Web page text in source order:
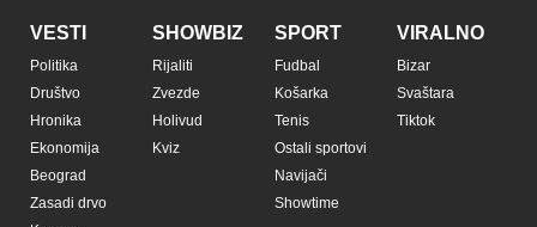
VESTI
Politika
Društvo
Hronika
Ekonomija
Beograd
Zasadi drvo
SHOWBIZ
Rijaliti
Zvezde
Holivud
Kviz
SPORT
Fudbal
Košarka
Tenis
Ostali sportovi
Navijači
Showtime
VIRALNO
Bizar
Svaštara
Tiktok